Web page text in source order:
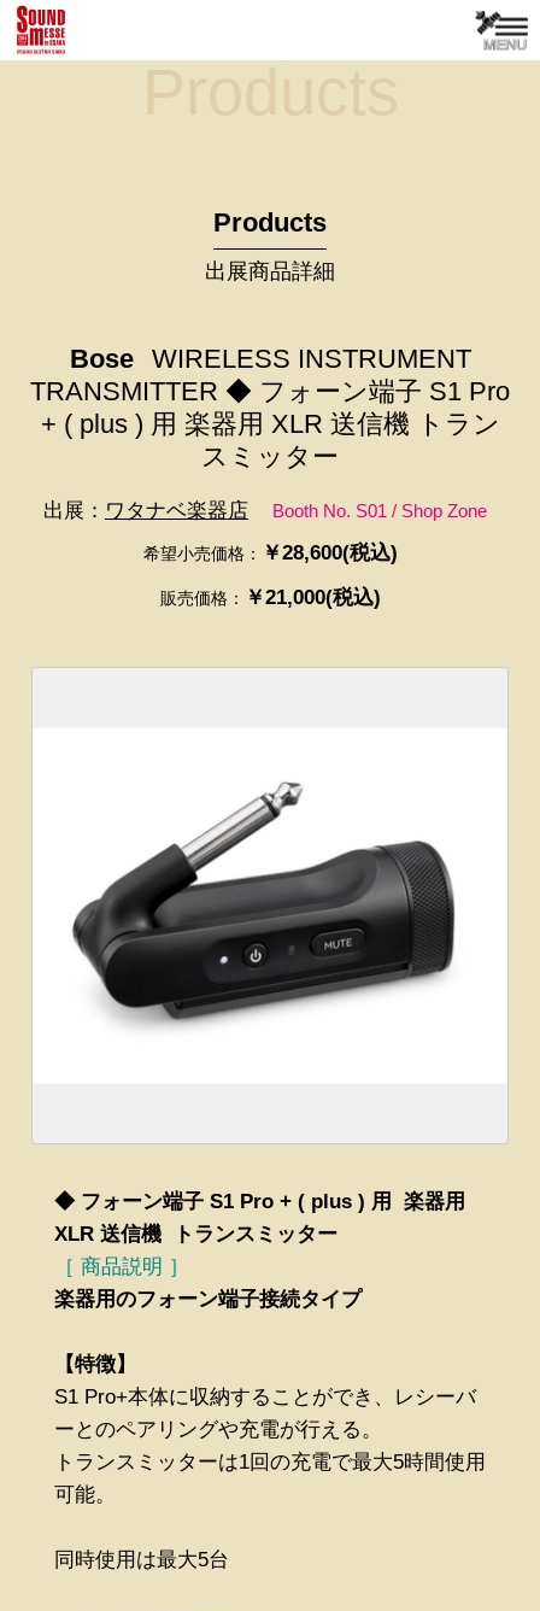
Products
Products
出展商品詳細
Bose
WIRELESS INSTRUMENT
TRANSMITTER ◆ フォーン端子 S1 Pro
+ ( plus ) 用 楽器用 XLR 送信機 トラン
スミッター
出展： ワタナベ楽器店 Booth No. S01 / Shop Zone
希望小売価格： ￥28,600(税込)
販売価格： ￥21,000(税込)
◆ フォーン端子 S1 Pro + ( plus ) 用 楽器用
XLR 送信機 トランスミッター
［ 商品説明 ］
楽器用のフォーン端子接続タイプ
【特徴】
S1 Pro+本体に収納することができ、レシーバ
ーとのペアリングや充電が行える。
トランスミッターは1回の充電で最大5時間使用
可能。
同時使用は最大5台